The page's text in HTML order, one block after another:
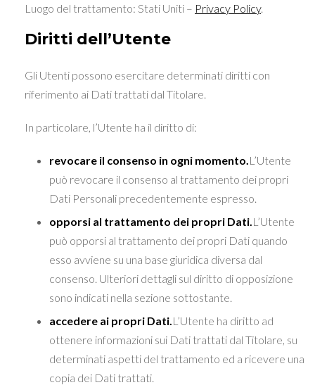
Luogo del trattamento: Stati Uniti – Privacy Policy.
Diritti dell’Utente
Gli Utenti possono esercitare determinati diritti con
riferimento ai Dati trattati dal Titolare.
In particolare, l’Utente ha il diritto di:
revocare il consenso in ogni momento.L’Utente
può revocare il consenso al trattamento dei propri
Dati Personali precedentemente espresso.
opporsi al trattamento dei propri Dati.L’Utente
può opporsi al trattamento dei propri Dati quando
esso avviene su una base giuridica diversa dal
consenso. Ulteriori dettagli sul diritto di opposizione
sono indicati nella sezione sottostante.
accedere ai propri Dati.L’Utente ha diritto ad
ottenere informazioni sui Dati trattati dal Titolare, su
determinati aspetti del trattamento ed a ricevere una
copia dei Dati trattati.